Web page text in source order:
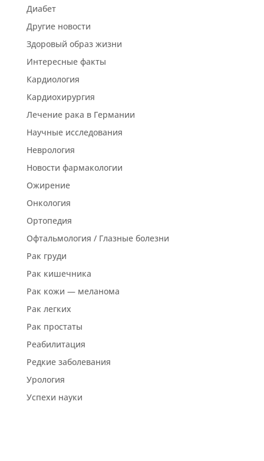
Диабет
Другие новости
Здоровый образ жизни
Интересные факты
Кардиология
Кардиохирургия
Лечение рака в Германии
Научные исследования
Неврология
Новости фармакологии
Ожирение
Онкология
Ортопедия
Офтальмология / Глазные болезни
Рак груди
Рак кишечника
Рак кожи — меланома
Рак легких
Рак простаты
Реабилитация
Редкие заболевания
Урология
Успехи науки